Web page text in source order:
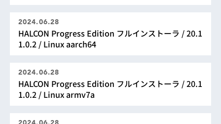
2024.06.28
HALCON Progress Edition フルインストーラ / 20.1
1.0.2 / Linux aarch64
2024.06.28
HALCON Progress Edition フルインストーラ / 20.1
1.0.2 / Linux armv7a